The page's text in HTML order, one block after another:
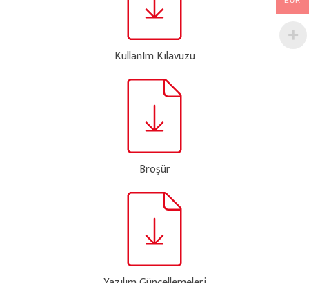
KullanIm Kılavuzu
Broşür